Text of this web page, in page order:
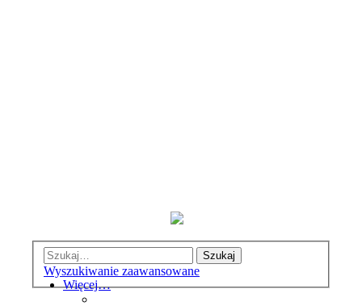
Szukaj
Wyszukiwanie zaawansowane
Więcej…